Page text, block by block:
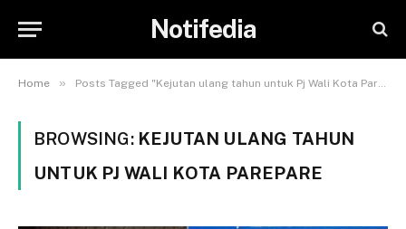
Notifedia
Home » Posts Tagged "Kejutan ulang tahun untuk Pj Wali Kota Parepare"
BROWSING: KEJUTAN ULANG TAHUN
UNTUK PJ WALI KOTA PAREPARE